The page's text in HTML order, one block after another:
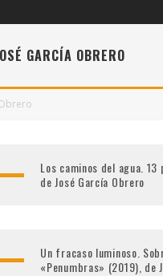
GARCÍA OBRERO
Los caminos del agua. 13
de José García Obrero
Un fracaso luminoso.
«Penumbras» (2019), de